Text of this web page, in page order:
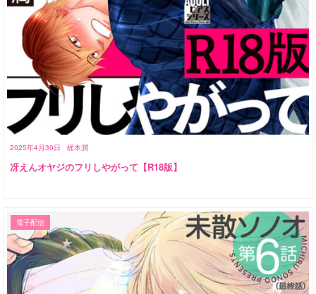
2025年4月30日 梶本潤
冴えんオヤジのフリしやがって【R18版】
電子配信